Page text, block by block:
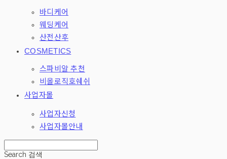
바디케어
웨딩케어
산전산후
COSMETICS
스파비알 추천
비올로직호쉐쉬
사업자몰
사업자신청
사업자몰안내
Search 검색